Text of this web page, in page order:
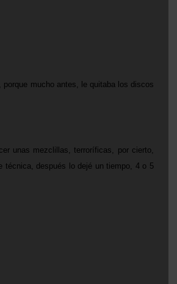
mucho antes, le quitaba los discos
unas mezclillas, terroríficas, por cierto,
técnica, después lo dejé un tiempo, 4 o 5